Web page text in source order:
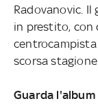
Radovanovic. Il
in prestito,
centrocampista
scorsa
Guarda l'album